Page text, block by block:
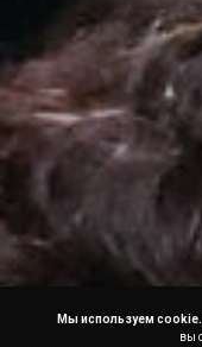
Мы используем cookie.
вы